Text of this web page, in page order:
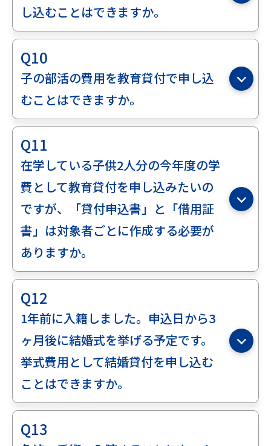
し込むことはできますか。
Q10
子の部活の費用を教育貸付で申し込
むことはできますか。
Q11
在学している子供2人分の今年度の学
費として教育貸付を申し込みたいの
ですが、「貸付申込書」と「借用証
書」は対象者ごとに作成する必要が
ありますか。
Q12
1年前に入籍しました。申込日から3
ヶ月後に結婚式を挙げる予定です。
挙式費用として結婚貸付を申し込む
ことはできますか。
Q13